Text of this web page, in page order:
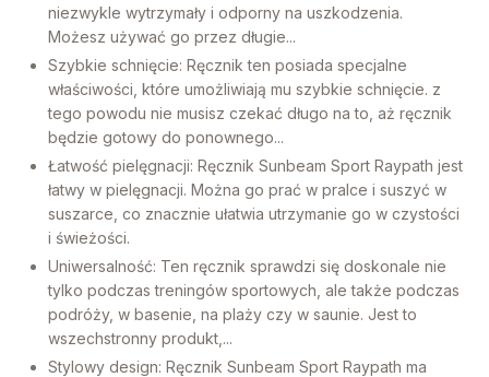
niezwykle wytrzymały i odporny na uszkodzenia.
Możesz używać go przez długie...
Szybkie schnięcie: Ręcznik ten posiada specjalne
właściwości, które umożliwiają mu szybkie schnięcie. z
tego powodu nie musisz czekać długo na to, aż ręcznik
będzie gotowy do ponownego...
Łatwość pielęgnacji: Ręcznik Sunbeam Sport Raypath jest
łatwy w pielęgnacji. Można go prać w pralce i suszyć w
suszarce, co znacznie ułatwia utrzymanie go w czystości
i świeżości.
Uniwersalność: Ten ręcznik sprawdzi się doskonale nie
tylko podczas treningów sportowych, ale także podczas
podróży, w basenie, na plaży czy w saunie. Jest to
wszechstronny produkt,...
Stylowy design: Ręcznik Sunbeam Sport Raypath ma